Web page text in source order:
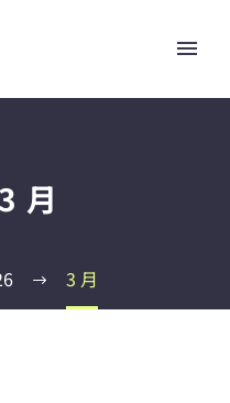
月
3 月